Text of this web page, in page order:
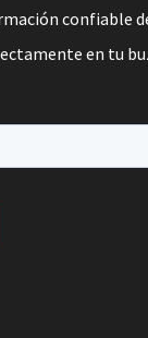
confiable
en tu